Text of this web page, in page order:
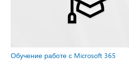
Обучение работе с Microsoft 365